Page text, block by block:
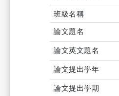
班級名稱
論文題名
論文英文題名
論文提出學年
論文提出學期